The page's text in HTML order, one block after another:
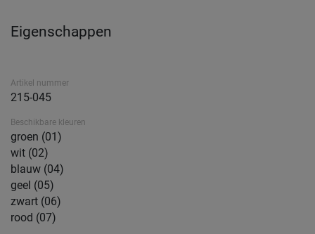
Eigenschappen
Artikel nummer
215-045
Beschikbare kleuren
groen (01)
wit (02)
blauw (04)
geel (05)
zwart (06)
rood (07)